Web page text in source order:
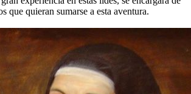
que quieran sumarse a esta aventura.